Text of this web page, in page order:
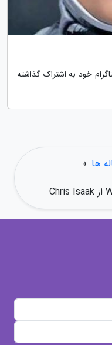
خود به اشتراک گذاشته
ها »